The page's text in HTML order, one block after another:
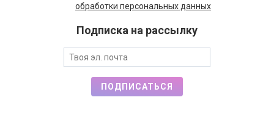
обработки персональных данных
Подписка на рассылку
ПОДПИСАТЬСЯ